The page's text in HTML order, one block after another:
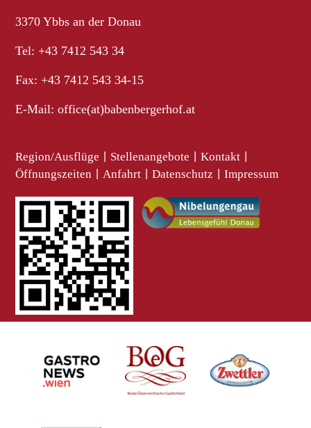
3370 Ybbs an der Donau
Tel: +43 7412 543 34
Fax: +43 7412 543 34-15
E-Mail:office(at)babenbergerhof.at
Region/Ausflüge Stellenangebote Kontakt
Öffnungszeiten Anfahrt Datenschutz Impressum